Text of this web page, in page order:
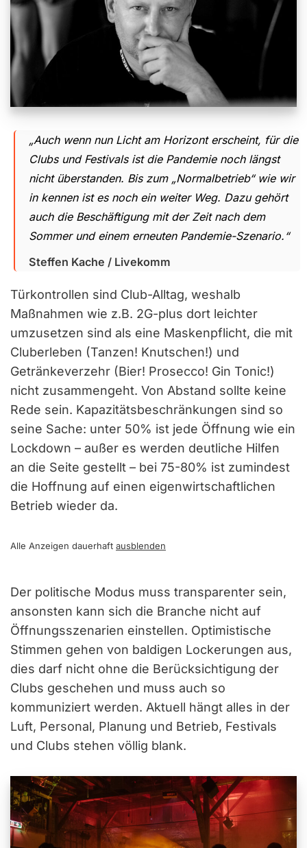
„Auch wenn nun Licht am Horizont erscheint, für die
Clubs und Festivals ist die Pandemie noch längst
nicht überstanden. Bis zum „Normalbetrieb“ wie wir
in kennen ist es noch ein weiter Weg. Dazu gehört
auch die Beschäftigung mit der Zeit nach dem
Sommer und einem erneuten Pandemie-Szenario.“
Steffen Kache / Livekomm
Türkontrollen sind Club-Alltag, weshalb
Maßnahmen wie z.B. 2G-plus dort leichter
umzusetzen sind als eine Maskenpflicht, die mit
Cluberleben (Tanzen! Knutschen!) und
Getränkeverzehr (Bier! Prosecco! Gin Tonic!)
nicht zusammengeht. Von Abstand sollte keine
Rede sein. Kapazitätsbeschränkungen sind so
seine Sache: unter 50% ist jede Öffnung wie ein
Lockdown – außer es werden deutliche Hilfen
an die Seite gestellt – bei 75-80% ist zumindest
die Hoffnung auf einen eigenwirtschaftlichen
Betrieb wieder da.
Alle Anzeigen dauerhaft ausblenden
Der politische Modus muss transparenter sein,
ansonsten kann sich die Branche nicht auf
Öffnungsszenarien einstellen. Optimistische
Stimmen gehen von baldigen Lockerungen aus,
dies darf nicht ohne die Berücksichtigung der
Clubs geschehen und muss auch so
kommuniziert werden. Aktuell hängt alles in der
Luft, Personal, Planung und Betrieb, Festivals
und Clubs stehen völlig blank.